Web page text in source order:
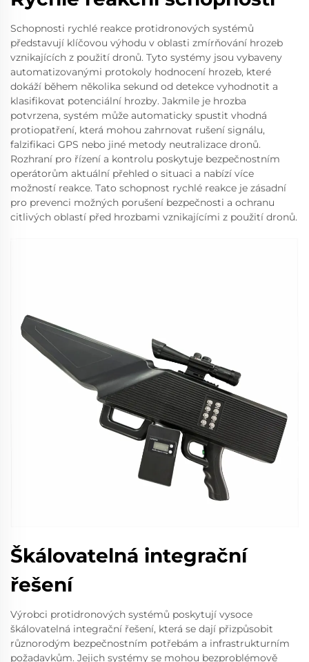
Schopnosti rychlé reakce protidronových systémů
představují klíčovou výhodu v oblasti zmírňování hrozeb
vznikajících z použití dronů. Tyto systémy jsou vybaveny
automatizovanými protokoly hodnocení hrozeb, které
dokáží během několika sekund od detekce vyhodnotit a
klasifikovat potenciální hrozby. Jakmile je hrozba
potvrzena, systém může automaticky spustit vhodná
protiopatření, která mohou zahrnovat rušení signálu,
falzifikaci GPS nebo jiné metody neutralizace dronů.
Rozhraní pro řízení a kontrolu poskytuje bezpečnostním
operátorům aktuální přehled o situaci a nabízí více
možností reakce. Tato schopnost rychlé reakce je zásadní
pro prevenci možných porušení bezpečnosti a ochranu
citlivých oblastí před hrozbami vznikajícími z použití dronů.
Škálovatelná integrační
řešení
Výrobci protidronových systémů poskytují vysoce
škálovatelná integrační řešení, která se dají přizpůsobit
různorodým bezpečnostním potřebám a infrastrukturním
požadavkům. Jejich systémy se mohou bezproblémově